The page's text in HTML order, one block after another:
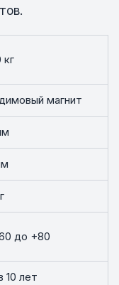
кг
магнит
до +80
10 лет